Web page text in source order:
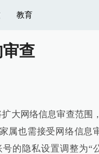
教育
查
大网络信息审查范围
属也需接受网络信息
的隐私设置调整为“